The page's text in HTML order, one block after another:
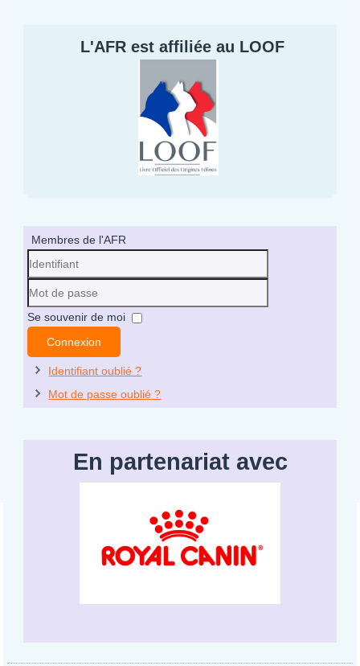
L'AFR est affiliée au LOOF
Membres de l'AFR
Identifiant
Mot
passe
Se souvenir de moi
Connexion
Identifiant oublié ?
Mot de passe oublié ?
En partenariat avec